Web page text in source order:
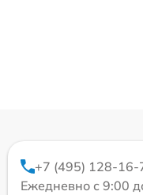
+7 (495) 128-16-
Ежедневно с 9:00